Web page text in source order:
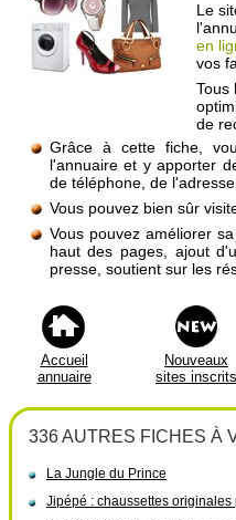
Le
en
vos
Tous
de
Grâce à cette fiche,
l'annuaire et y apporter
de téléphone, de
Vous pouvez bien sûr
Vous pouvez améliorer
haut des pages, ajout
presse, soutient sur les
Accueil
annuaire
Nouveaux
sites inscrits
336 AUTRES FICHES À
La Jungle du Prince
Jipépé : chaussettes originales